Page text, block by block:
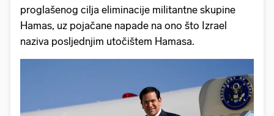
proglašenog cilja eliminacije militantne skupine
Hamas, uz pojačane napade na ono što Izrael
naziva posljednjim utočištem Hamasa.